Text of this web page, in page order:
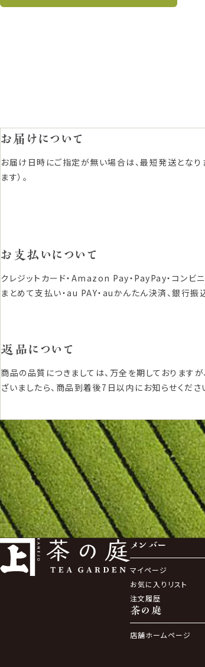
お届けについて
お届け日時にご指定が無い場合は、最短発送となり
ます）。
お支払いについて
クレジットカード・Amazon Pay・PayPay・コンビ
まとめて支払い・au PAY・auかんたん決済、銀行振
返品について
商品の品質につきましては、万全を期しております
ざいましたら、商品到着後7日以内にお知らせくださ
メンバー
マイページ
お気に入りリスト
注文履歴
茶の庭
店舗ホームページ